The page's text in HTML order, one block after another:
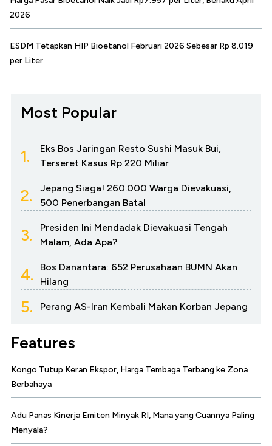
2026
ESDM Tetapkan HIP Bioetanol Februari 2026 Sebesar Rp 8.019
per Liter
Most Popular
1.
Eks Bos Jaringan Resto Sushi Masuk Bui,
Terseret Kasus Rp 220 Miliar
2.
Jepang Siaga! 260.000 Warga Dievakuasi,
500 Penerbangan Batal
3.
Presiden Ini Mendadak Dievakuasi Tengah
Malam, Ada Apa?
4.
Bos Danantara: 652 Perusahaan BUMN Akan
Hilang
5. Perang AS-Iran Kembali Makan Korban Jepang
Features
Kongo Tutup Keran Ekspor, Harga Tembaga Terbang ke Zona
Berbahaya
Adu Panas Kinerja Emiten Minyak RI, Mana yang Cuannya Paling
Menyala?